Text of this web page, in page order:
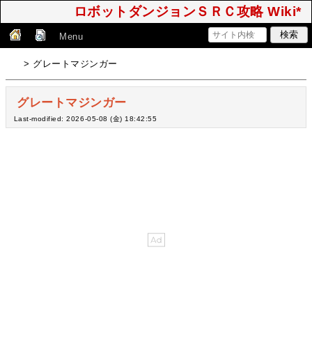
ロボットダンジョンＳＲＣ攻略 Wiki*
Menu
> グレートマジンガー
グレートマジンガー
Last-modified: 2026-05-08 (金) 18:42:55